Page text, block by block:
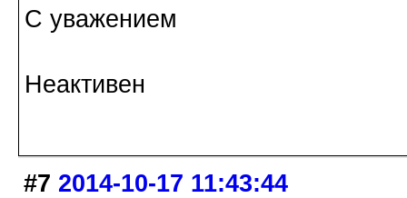
С уважением
Неактивен
#7 2014-10-17 11:43:44